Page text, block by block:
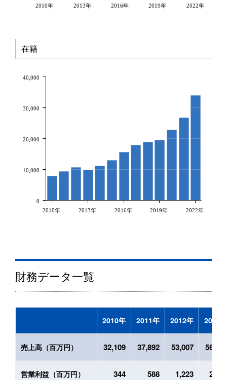
2010年 2013年 2016年 2019年 2022年
在籍
2010年 2013年 2016年 2019年 2022年
0
10,000
20,000
30,000
40,000
財務データ一覧
2010年 2011年 2012年 2013年
売上高（百万円） 32,109 37,892 53,007 56,450
営業利益（百万円） 344 588 1,223 2,120